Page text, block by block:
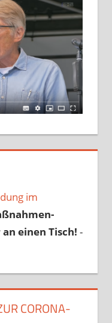
im
einen Tisch! -
CORONA-